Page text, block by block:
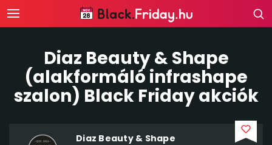
Diaz Beauty & Shape
(alakformáló infrashape
szalon) Black Friday akciók
Diaz Beauty & Shape